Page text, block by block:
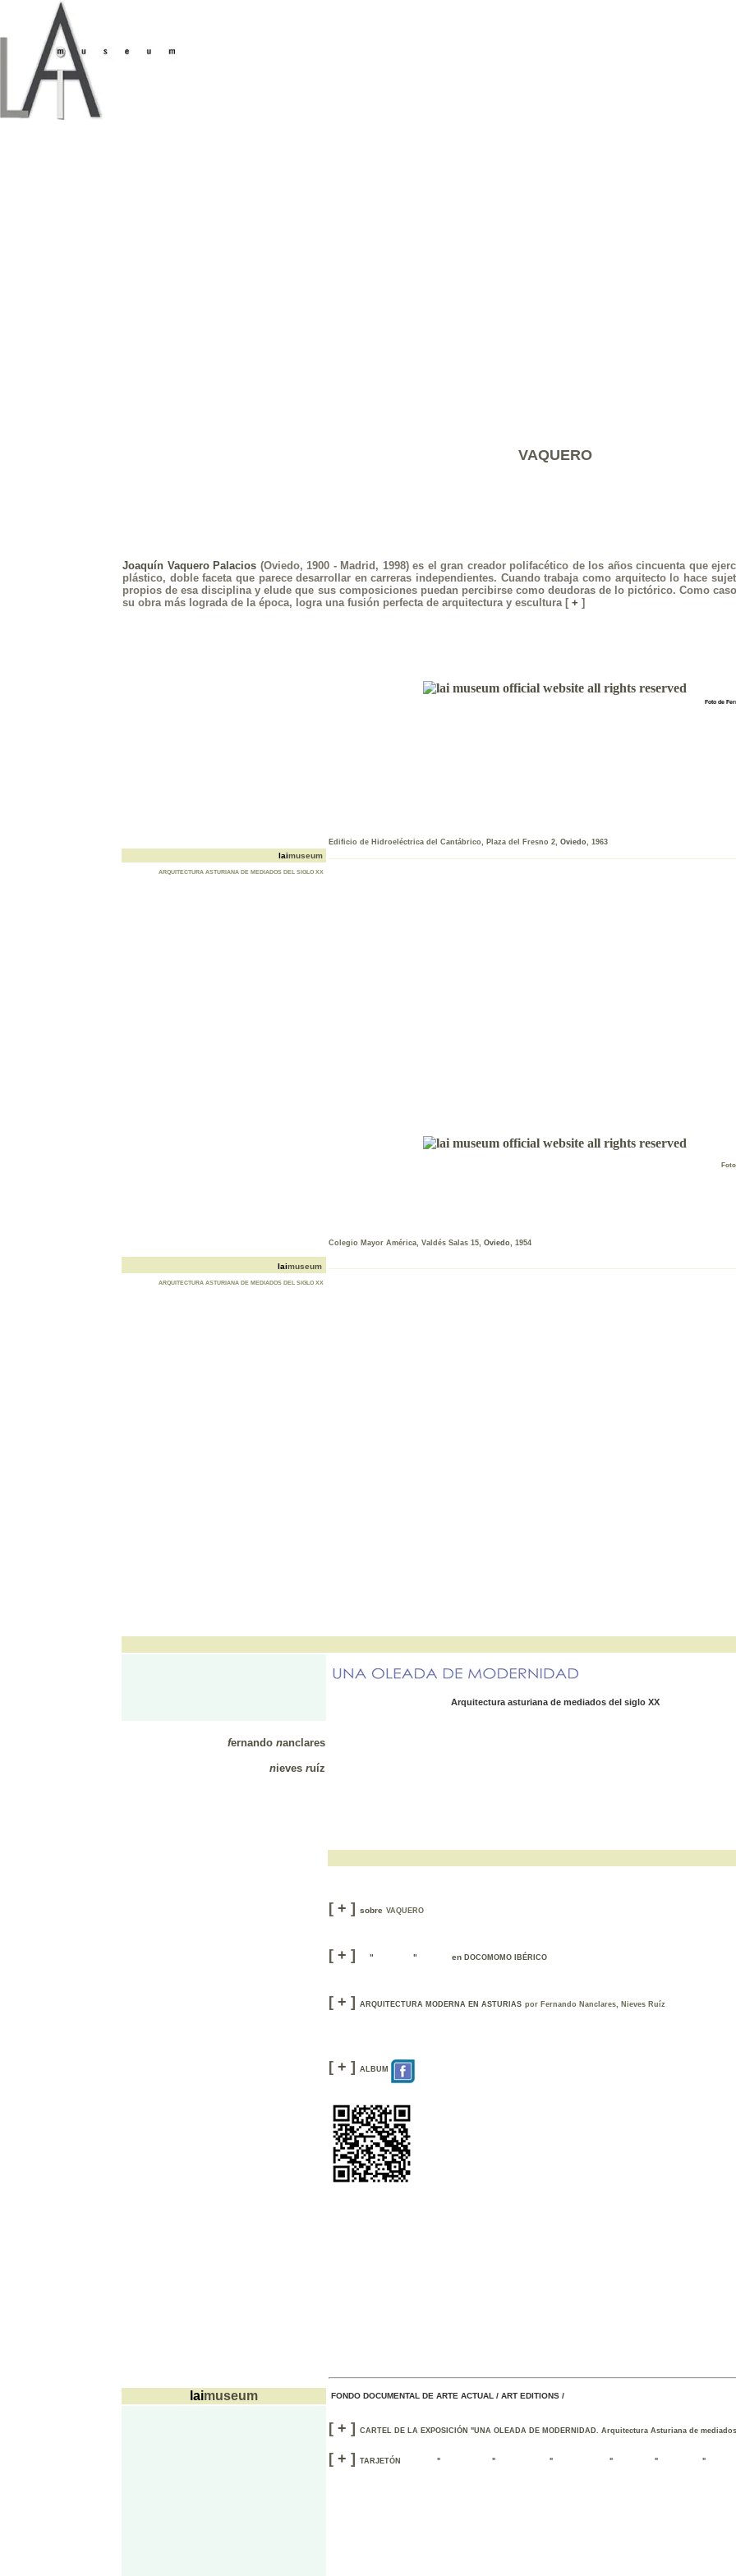
VAQUERO
Joaquín Vaquero Palacios (Oviedo, 1900 - Madrid, 1998) es el gran creador polifacético de los años cincuenta que
plástico, doble faceta que parece desarrollar en carreras independientes. Cuando trabaja como arquitecto lo hace
propios de esa disciplina y elude que sus composiciones puedan percibirse como deudoras de lo pictórico. Como
su obra más lograda de la época, logra una fusión perfecta de arquitectura y escultura [ + ]
Foto de
Edificio de Hidroeléctrica del Cantábrico, Plaza del Fresno 2, Oviedo, 1963
laimuseum
ARQUITECTURA ASTURIANA DE MEDIADOS DEL SIGLO XX
Colegio Mayor América, Valdés Salas 15, Oviedo, 1954
laimuseum
ARQUITECTURA ASTURIANA DE MEDIADOS DEL SIGLO XX
Arquitectura asturiana de mediados del siglo XX
fernando nanclares
nieves ruíz
[ + ] sobre VAQUERO
[ + ] " " en DOCOMOMO IBÉRICO
[ + ] ARQUITECTURA MODERNA EN ASTURIAS por Fernando Nanclares, Nieves Ruíz
[ + ] ALBUM
laimuseum FONDO DOCUMENTAL DE ARTE ACTUAL / ART EDITIONS /
[ + ] CARTEL DE LA EXPOSICIÓN "UNA OLEADA DE MODERNIDAD. Arquitectura Asturiana de
[ + ] TARJETÓN " " " " " "